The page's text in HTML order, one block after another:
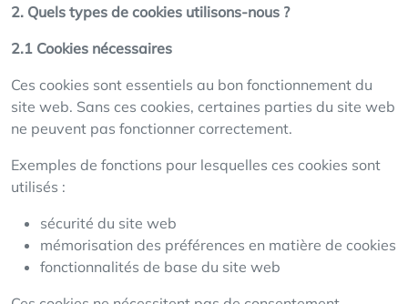
2. Quels types de cookies utilisons-nous ?
2.1 Cookies nécessaires
Ces cookies sont essentiels au bon fonctionnement du
site web. Sans ces cookies, certaines parties du site web
ne peuvent pas fonctionner correctement.
Exemples de fonctions pour lesquelles ces cookies sont
utilisés :
sécurité du site web
mémorisation des préférences en matière de cookies
fonctionnalités de base du site web